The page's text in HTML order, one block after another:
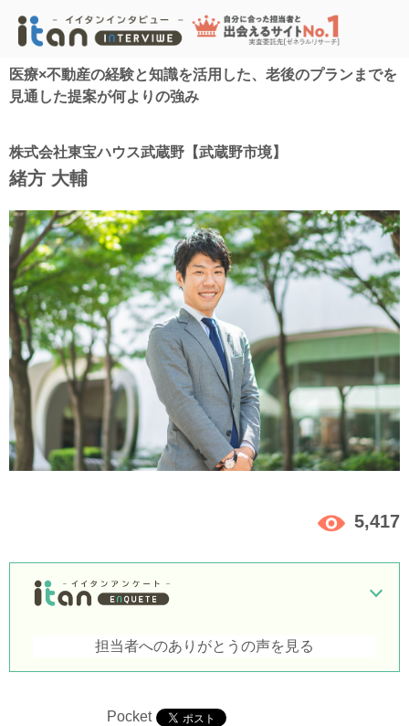
医療×不動産の経験と知識を活用した、老後のプランまでを
見通した提案が何よりの強み
株式会社東宝ハウス武蔵野【武蔵野市境】
緒方 大輔
5,417
担当者へのありがとうの声を見る
Pocket